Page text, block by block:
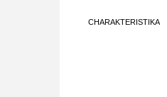
CHARAKTERISTIKA